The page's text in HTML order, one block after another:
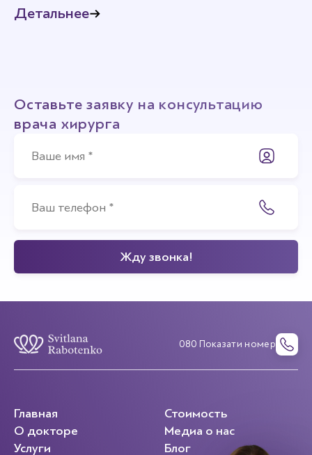
Детальнее
Оставьте заявку на консультацию
врача хирурга
080 Показати номер
Главная
О докторе
Услуги
Стоимость
Медиа о нас
Блог